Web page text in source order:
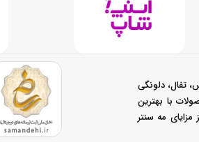
تفال، دلونگی
با بهترین
مه سنتر